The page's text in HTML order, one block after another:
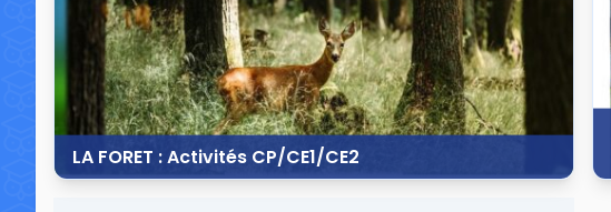
LA FORET : Activités CP/CE1/CE2